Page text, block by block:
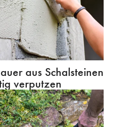
aus Schalsteinen
verputzen